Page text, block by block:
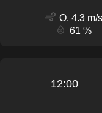
O, 4.3 m/s
61 %
12:00